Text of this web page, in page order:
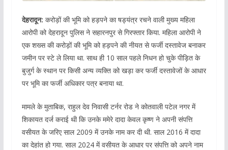
देहरादून: करोड़ों की भूमि को हड़पने का षड्यंत्र रचने वाली मुख्य महिला
आरोपी को देहरादून पुलिस ने सहारनपुर से गिरफ्तार किया. महिला आरोपी ने
एक शख्स की करोड़ों की भूमि को हड़पने की नीयत से फर्जी दस्तावेज बनाकर
जमीन पर स्टे ले लिया था. साथ ही 10 साल पहले निधन हो चुके पीड़ित के
बुजुर्ग के स्थान पर किसी अन्य व्यक्ति को खड़ा कर फर्जी दस्तावेजों के आधार
पर भूमि का फर्जी अधिकार पत्र बनाया था.
मामले के मुताबिक, राहुल देव निवासी टर्नर रोड ने कोतवाली पटेल नगर में
शिकायत दर्ज कराई थी कि उनके ममेरे दादा केवल कृष्ण ने अपनी संपत्ति
वसीयत के जरिए साल 2009 में उनके नाम कर दी थी. साल 2016 में दादा
का देहांत हो गया. साल 2024 में वसीयत के आधार पर संपत्ति को अपने नाम